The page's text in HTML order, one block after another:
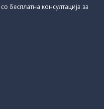
бесплатна консултација за